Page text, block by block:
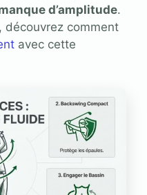
d’amplitude.
découvrez comment
avec cette